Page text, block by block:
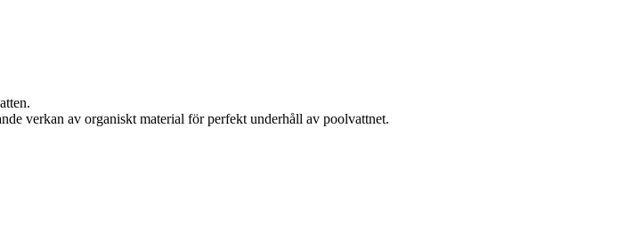
verkan av organiskt material för perfekt underhåll av poolvattnet.